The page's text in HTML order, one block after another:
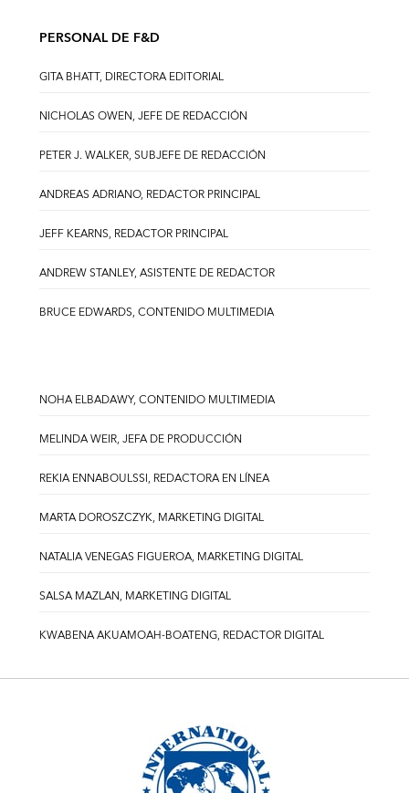
PERSONAL DE F&D
GITA BHATT, DIRECTORA EDITORIAL
NICHOLAS OWEN, JEFE DE REDACCIÓN
PETER J. WALKER, SUBJEFE DE REDACCIÓN
ANDREAS ADRIANO, REDACTOR PRINCIPAL
JEFF KEARNS, REDACTOR PRINCIPAL
ANDREW STANLEY, ASISTENTE DE REDACTOR
BRUCE EDWARDS, CONTENIDO MULTIMEDIA
NOHA ELBADAWY, CONTENIDO MULTIMEDIA
MELINDA WEIR, JEFA DE PRODUCCIÓN
REKIA ENNABOULSSI, REDACTORA EN LÍNEA
MARTA DOROSZCZYK, MARKETING DIGITAL
NATALIA VENEGAS FIGUEROA, MARKETING DIGITAL
SALSA MAZLAN, MARKETING DIGITAL
KWABENA AKUAMOAH-BOATENG, REDACTOR DIGITAL